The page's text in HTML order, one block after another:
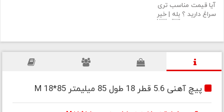
آیا قیمت مناسب تری
سراغ دارید ؟ بله | خیر
پیچ آهنی 5.6 قطر 18 طول 85 میلیمتر M 18*85